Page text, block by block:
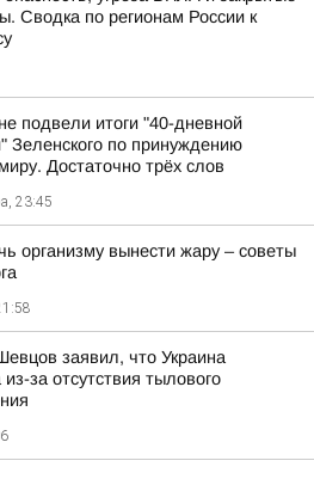
Сводка по регионам России к
подвели итоги "40-дневной
Зеленского по принуждению
Достаточно трёх слов
23:45
организму вынести жару – советы
заявил, что Украина
за отсутствия тылового